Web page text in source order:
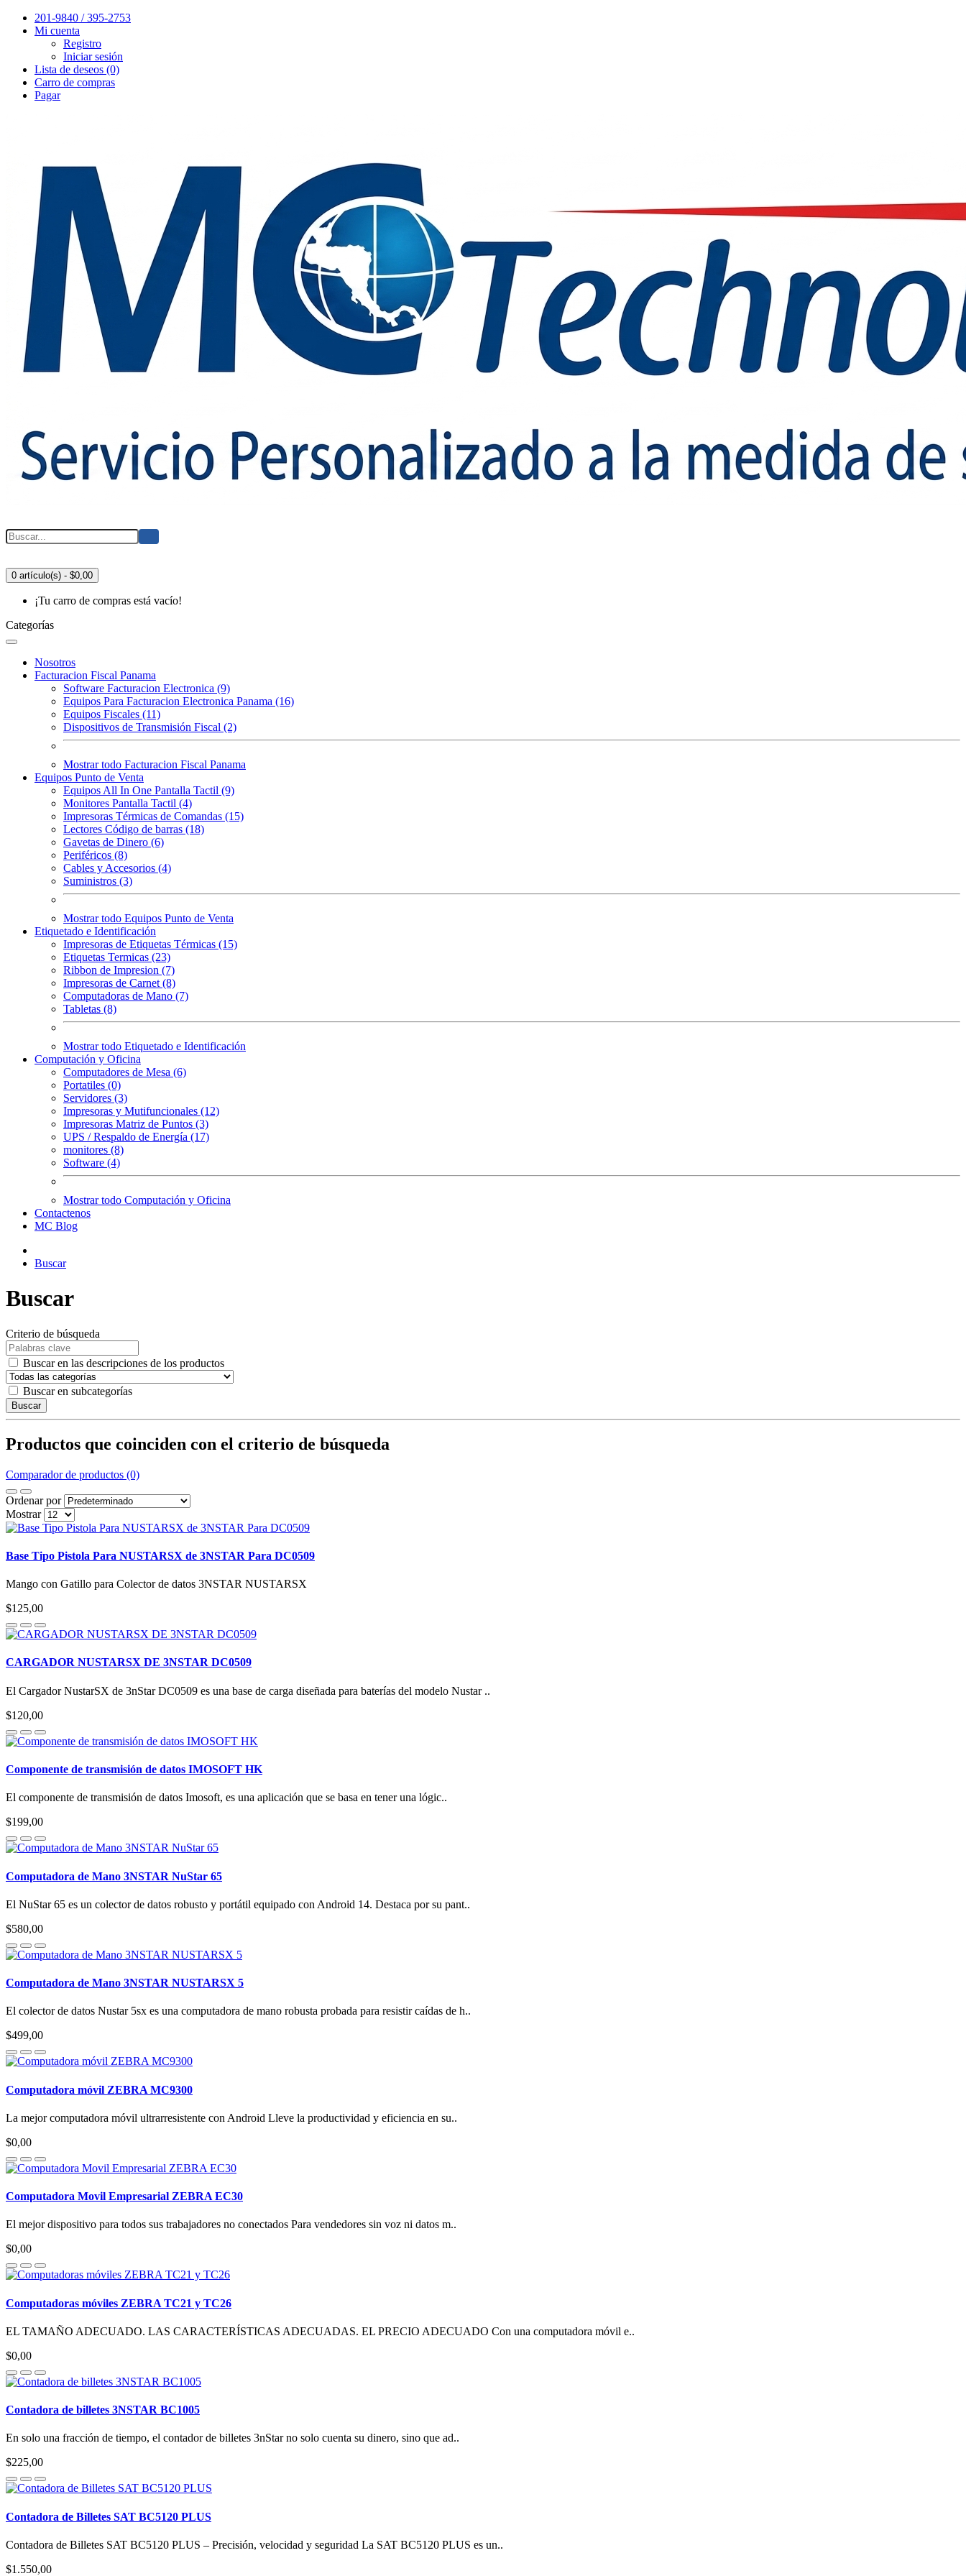
201-9840 / 395-2753
Mi cuenta
Registro
Iniciar sesión
Lista de deseos (0)
Carro de compras
Pagar
0 artículo(s) - $0,00
¡Tu carro de compras está vacío!
Categorías
Nosotros
Facturacion Fiscal Panama
Software Facturacion Electronica (9)
Equipos Para Facturacion Electronica Panama (16)
Equipos Fiscales (11)
Dispositivos de Transmisión Fiscal (2)
Mostrar todo Facturacion Fiscal Panama
Equipos Punto de Venta
Equipos All In One Pantalla Tactil (9)
Monitores Pantalla Tactil (4)
Impresoras Térmicas de Comandas (15)
Lectores Código de barras (18)
Gavetas de Dinero (6)
Periféricos (8)
Cables y Accesorios (4)
Suministros (3)
Mostrar todo Equipos Punto de Venta
Etiquetado e Identificación
Impresoras de Etiquetas Térmicas (15)
Etiquetas Termicas (23)
Ribbon de Impresion (7)
Impresoras de Carnet (8)
Computadoras de Mano (7)
Tabletas (8)
Mostrar todo Etiquetado e Identificación
Computación y Oficina
Computadores de Mesa (6)
Portatiles (0)
Servidores (3)
Impresoras y Mutifuncionales (12)
Impresoras Matriz de Puntos (3)
UPS / Respaldo de Energía (17)
monitores (8)
Software (4)
Mostrar todo Computación y Oficina
Contactenos
MC Blog
Buscar
Buscar
Criterio de búsqueda
Buscar en las descripciones de los productos
Buscar en subcategorías
Buscar
Productos que coinciden con el criterio de búsqueda
Comparador de productos (0)
Ordenar por
Mostrar
Base Tipo Pistola Para NUSTARSX de 3NSTAR Para DC0509
Mango con Gatillo para Colector de datos 3NSTAR NUSTARSX
$125,00
CARGADOR NUSTARSX DE 3NSTAR DC0509
El Cargador NustarSX de 3nStar DC0509 es una base de carga diseñada para baterías del modelo Nustar ..
$120,00
Componente de transmisión de datos IMOSOFT HK
El componente de transmisión de datos Imosoft, es una aplicación que se basa en tener una lógic..
$199,00
Computadora de Mano 3NSTAR NuStar 65
El NuStar 65 es un colector de datos robusto y portátil equipado con Android 14. Destaca por su pant..
$580,00
Computadora de Mano 3NSTAR NUSTARSX 5
El colector de datos Nustar 5sx es una computadora de mano robusta probada para resistir caídas de h..
$499,00
Computadora móvil ZEBRA MC9300
La mejor computadora móvil ultrarresistente con Android Lleve la productividad y eficiencia en su..
$0,00
Computadora Movil Empresarial ZEBRA EC30
El mejor dispositivo para todos sus trabajadores no conectados Para vendedores sin voz ni datos m..
$0,00
Computadoras móviles ZEBRA TC21 y TC26
EL TAMAÑO ADECUADO. LAS CARACTERÍSTICAS ADECUADAS. EL PRECIO ADECUADO Con una computadora móvil e..
$0,00
Contadora de billetes 3NSTAR BC1005
En solo una fracción de tiempo, el contador de billetes 3nStar no solo cuenta su dinero, sino que ad..
$225,00
Contadora de Billetes SAT BC5120 PLUS
Contadora de Billetes SAT BC5120 PLUS – Precisión, velocidad y seguridad La SAT BC5120 PLUS es un..
$1.550,00